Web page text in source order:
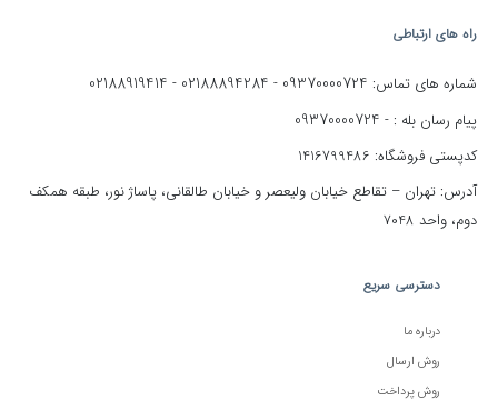
راه های ارتباطی
شماره های تماس: 09370000724
-
02188894284
-
02188919414
پیام رسان بله : - 09370000724
کدپستی فروشگاه: 1416799486
آدرس: تهران – تقاطع خیابان ولیعصر و خیابان طالقانی، پاساژ نور، طبقه همکف
دوم، واحد 7048
دسترسی سریع
درباره ما
روش ارسال
روش پرداخت